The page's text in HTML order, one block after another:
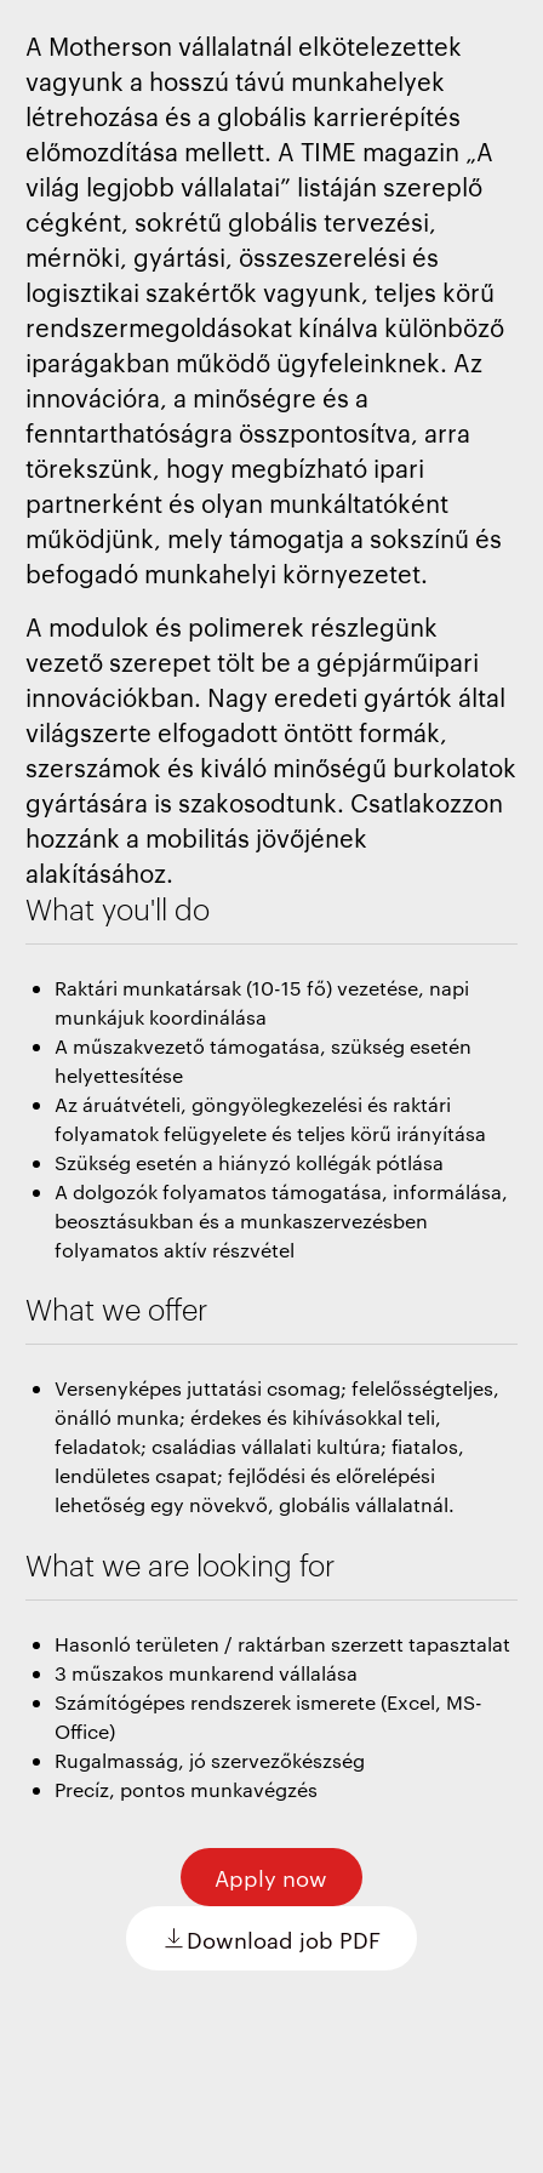
A Motherson vállalatnál elkötelezettek
vagyunk a hosszú távú munkahelyek
létrehozása és a globális karrierépítés
előmozdítása mellett. A TIME magazin „A
világ legjobb vállalatai” listáján szereplő
cégként, sokrétű globális tervezési,
mérnöki, gyártási, összeszerelési és
logisztikai szakértők vagyunk, teljes körű
rendszermegoldásokat kínálva különböző
iparágakban működő ügyfeleinknek. Az
innovációra, a minőségre és a
fenntarthatóságra összpontosítva, arra
törekszünk, hogy megbízható ipari
partnerként és olyan munkáltatóként
működjünk, mely támogatja a sokszínű és
befogadó munkahelyi környezetet.
A modulok és polimerek részlegünk
vezető szerepet tölt be a gépjárműipari
innovációkban. Nagy eredeti gyártók által
világszerte elfogadott öntött formák,
szerszámok és kiváló minőségű burkolatok
gyártására is szakosodtunk. Csatlakozzon
hozzánk a mobilitás jövőjének
alakításához.
What you'll do
Raktári munkatársak (10-15 fő) vezetése, napi
munkájuk koordinálása
A műszakvezető támogatása, szükség esetén
helyettesítése
Az áruátvételi, göngyölegkezelési és raktári
folyamatok felügyelete és teljes körű irányítása
Szükség esetén a hiányzó kollégák pótlása
A dolgozók folyamatos támogatása, informálása,
beosztásukban és a munkaszervezésben
folyamatos aktív részvétel
What we offer
Versenyképes juttatási csomag; felelősségteljes,
önálló munka; érdekes és kihívásokkal teli,
feladatok; családias vállalati kultúra; fiatalos,
lendületes csapat; fejlődési és előrelépési
lehetőség egy növekvő, globális vállalatnál.
What we are looking for
Hasonló területen / raktárban szerzett tapasztalat
3 műszakos munkarend vállalása
Számítógépes rendszerek ismerete (Excel, MS-
Office)
Rugalmasság, jó szervezőkészség
Precíz, pontos munkavégzés
Apply now
Download job PDF